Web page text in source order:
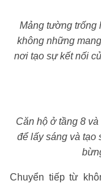
Mảng tường trống
không những
nơi tạo sự kết nối
Căn hộ ở tầng 8
để lấy sáng và tạo
Chuyển tiếp từ